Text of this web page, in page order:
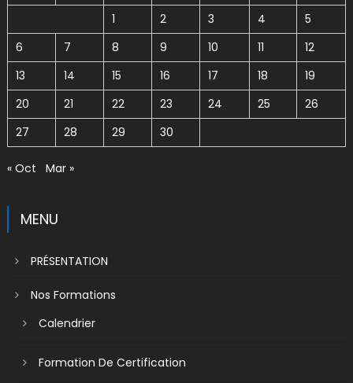
1
2 3 4
5
6
7 8 9 10 11
12
13
14 15 16 17 18
19
20
21 22 23 24 25
26
27
28 29 30
« Oct Mar »
MENU
PRÉSENTATION
Nos Formations
Calendrier
Formation De Certification